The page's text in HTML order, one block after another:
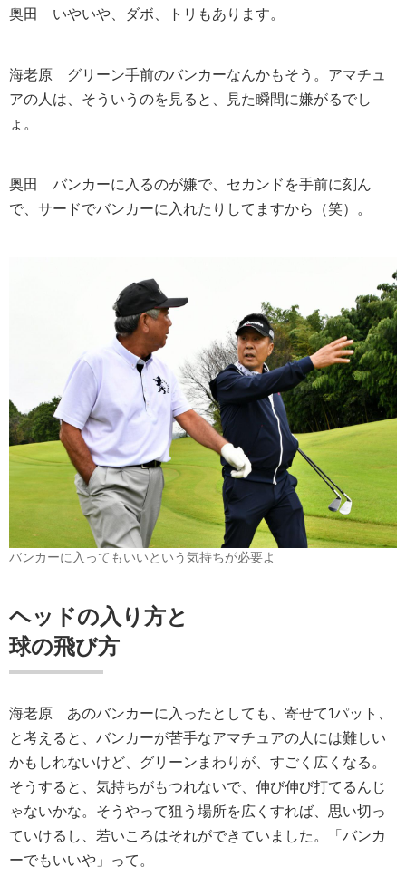
奥田 いやいや、ダボ、トリもあります。
海老原 グリーン手前のバンカーなんかもそう。アマチュ
アの人は、そういうのを見ると、見た瞬間に嫌がるでし
ょ。
奥田 バンカーに入るのが嫌で、セカンドを手前に刻ん
で、サードでバンカーに入れたりしてますから（笑）。
バンカーに入ってもいいという気持ちが必要よ
ヘッドの入り方と
球の飛び方
海老原 あのバンカーに入ったとしても、寄せて1パット、
と考えると、バンカーが苦手なアマチュアの人には難しい
かもしれないけど、グリーンまわりが、すごく広くなる。
そうすると、気持ちがもつれないで、伸び伸び打てるんじ
ゃないかな。そうやって狙う場所を広くすれば、思い切っ
ていけるし、若いころはそれができていました。「バンカ
ーでもいいや」って。